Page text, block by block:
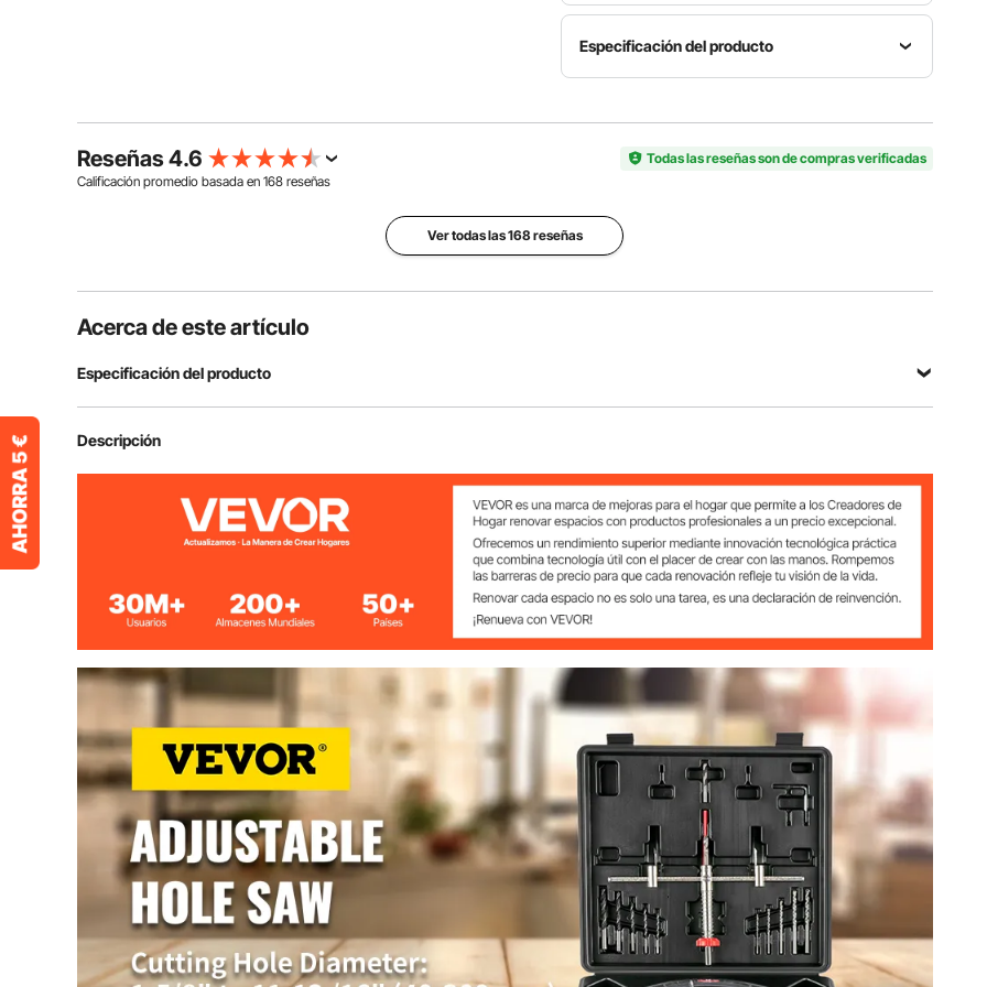
Especificación del producto
Modelo
FJKKQ-
del
de Corte
de Corte
Ordenado
Protección
to de
5/16'', 3/8''
Ver todas las especificaciones
Reseñas 4.6
Todas las reseñas son de compras verificadas
Calificación promedio basada en 168 reseñas
Ver todas las 168 reseñas
Acerca de este artículo
Especificación del producto
Modelo
Diámetro del Orificio de Corte 1-5/8" a 11-13/16" / 40-300 mm
1-1/8" / 30 mm
Material de Protección contra Polvo Ordenador Personal
Protección contra Polvo Tipo de
Rodamiento de Bolas 6203Z
Tamaño de Brocas 5/32'', 3/16'', 1/4'', 5/16'', 3/8'' (4, 5, 6, 8, 10 mm)
Material de Broca Piloto Acero
Material de Cuchillas de Corte
Material de Caja de Almacenamiento HDPE
Descripción